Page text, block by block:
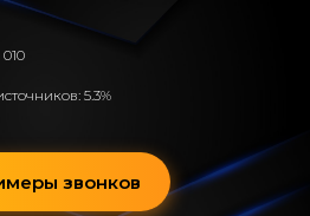
5.3%
звонков